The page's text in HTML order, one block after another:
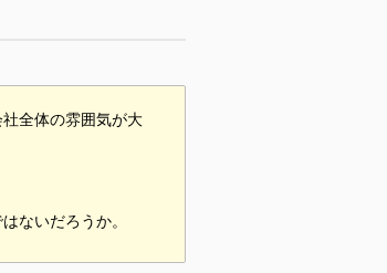
全体の雰囲気が大
ないだろうか。